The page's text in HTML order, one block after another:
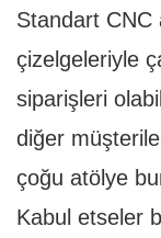
Standart CNC
çizelgeleriyle
siparişleri
diğer
çoğu atölye
Kabul etseler